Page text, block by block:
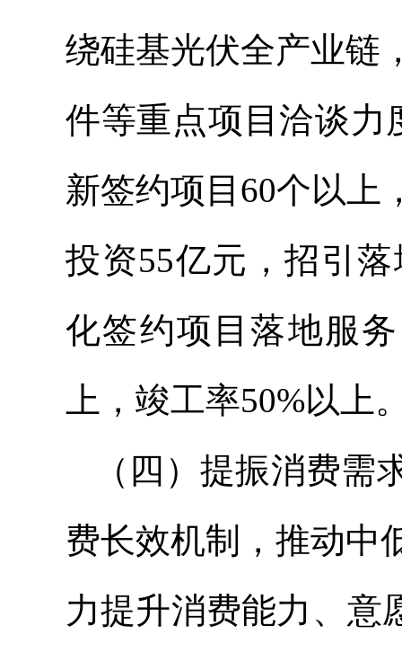
绕硅基光伏全产业链
件等重点项目洽谈力
新签约项目60个以上
投资55亿元，招引
化签约项目落地服
上，竣工率50%以上
（四）提振消费
费长效机制，推动中
力提升消费能力、意